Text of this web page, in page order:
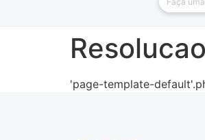
'page-template-